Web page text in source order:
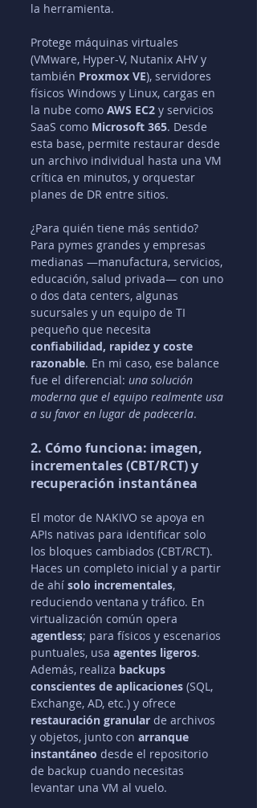
la herramienta.
Protege máquinas virtuales
(VMware, Hyper-V, Nutanix AHV y
también Proxmox VE), servidores
físicos Windows y Linux, cargas en
la nube como AWS EC2 y servicios
SaaS como Microsoft 365. Desde
esta base, permite restaurar desde
un archivo individual hasta una VM
crítica en minutos, y orquestar
planes de DR entre sitios.
¿Para quién tiene más sentido?
Para pymes grandes y empresas
medianas —manufactura, servicios,
educación, salud privada— con uno
o dos data centers, algunas
sucursales y un equipo de TI
pequeño que necesita
confiabilidad, rapidez y coste
razonable. En mi caso, ese balance
fue el diferencial: una solución
moderna que el equipo realmente usa
a su favor en lugar de padecerla.
2. Cómo funciona: imagen,
incrementales (CBT/RCT) y
recuperación instantánea
El motor de NAKIVO se apoya en
APIs nativas para identificar solo
los bloques cambiados (CBT/RCT).
Haces un completo inicial y a partir
de ahí solo incrementales,
reduciendo ventana y tráfico. En
virtualización común opera
agentless; para físicos y escenarios
puntuales, usa agentes ligeros.
Además, realiza backups
conscientes de aplicaciones (SQL,
Exchange, AD, etc.) y ofrece
restauración granular de archivos
y objetos, junto con arranque
instantáneo desde el repositorio
de backup cuando necesitas
levantar una VM al vuelo.